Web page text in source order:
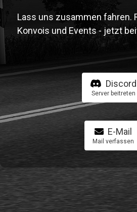
Lass uns zusammen fahren.
Konvois und Events - jetzt
Discord
Server beitreten
E-Mail
Mail verfassen